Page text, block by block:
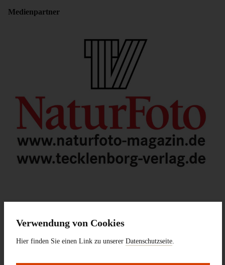
Medienpartner
Pressekontakt:
Yvonne Mielatz-Pohl (Leitung Presse- und Öffentlichkeitsarbeit)
Verwendung von Cookies
Hier finden Sie einen Link zu unserer Datenschutzseite.